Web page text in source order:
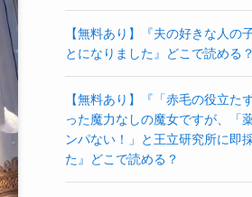
【無料あり】『夫の好きな人の
とになりました』どこで読める
【無料あり】『「赤毛の役立た
った魔力なしの魔女ですが、「
ンパない！」と王立研究所に即
た』どこで読める？